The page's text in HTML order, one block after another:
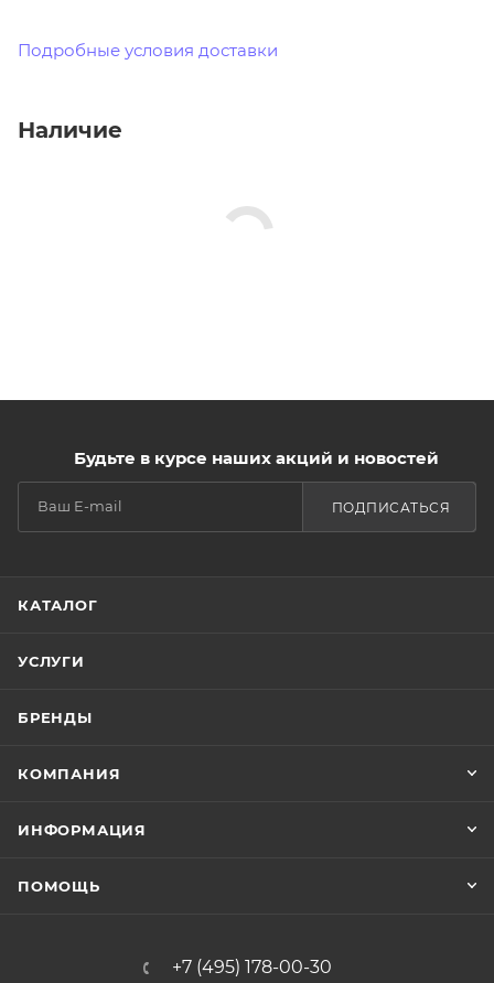
Подробные условия доставки
Наличие
Будьте в курсе наших акций и новостей
ПОДПИСАТЬСЯ
КАТАЛОГ
УСЛУГИ
БРЕНДЫ
КОМПАНИЯ
ИНФОРМАЦИЯ
ПОМОЩЬ
+7 (495) 178-00-30